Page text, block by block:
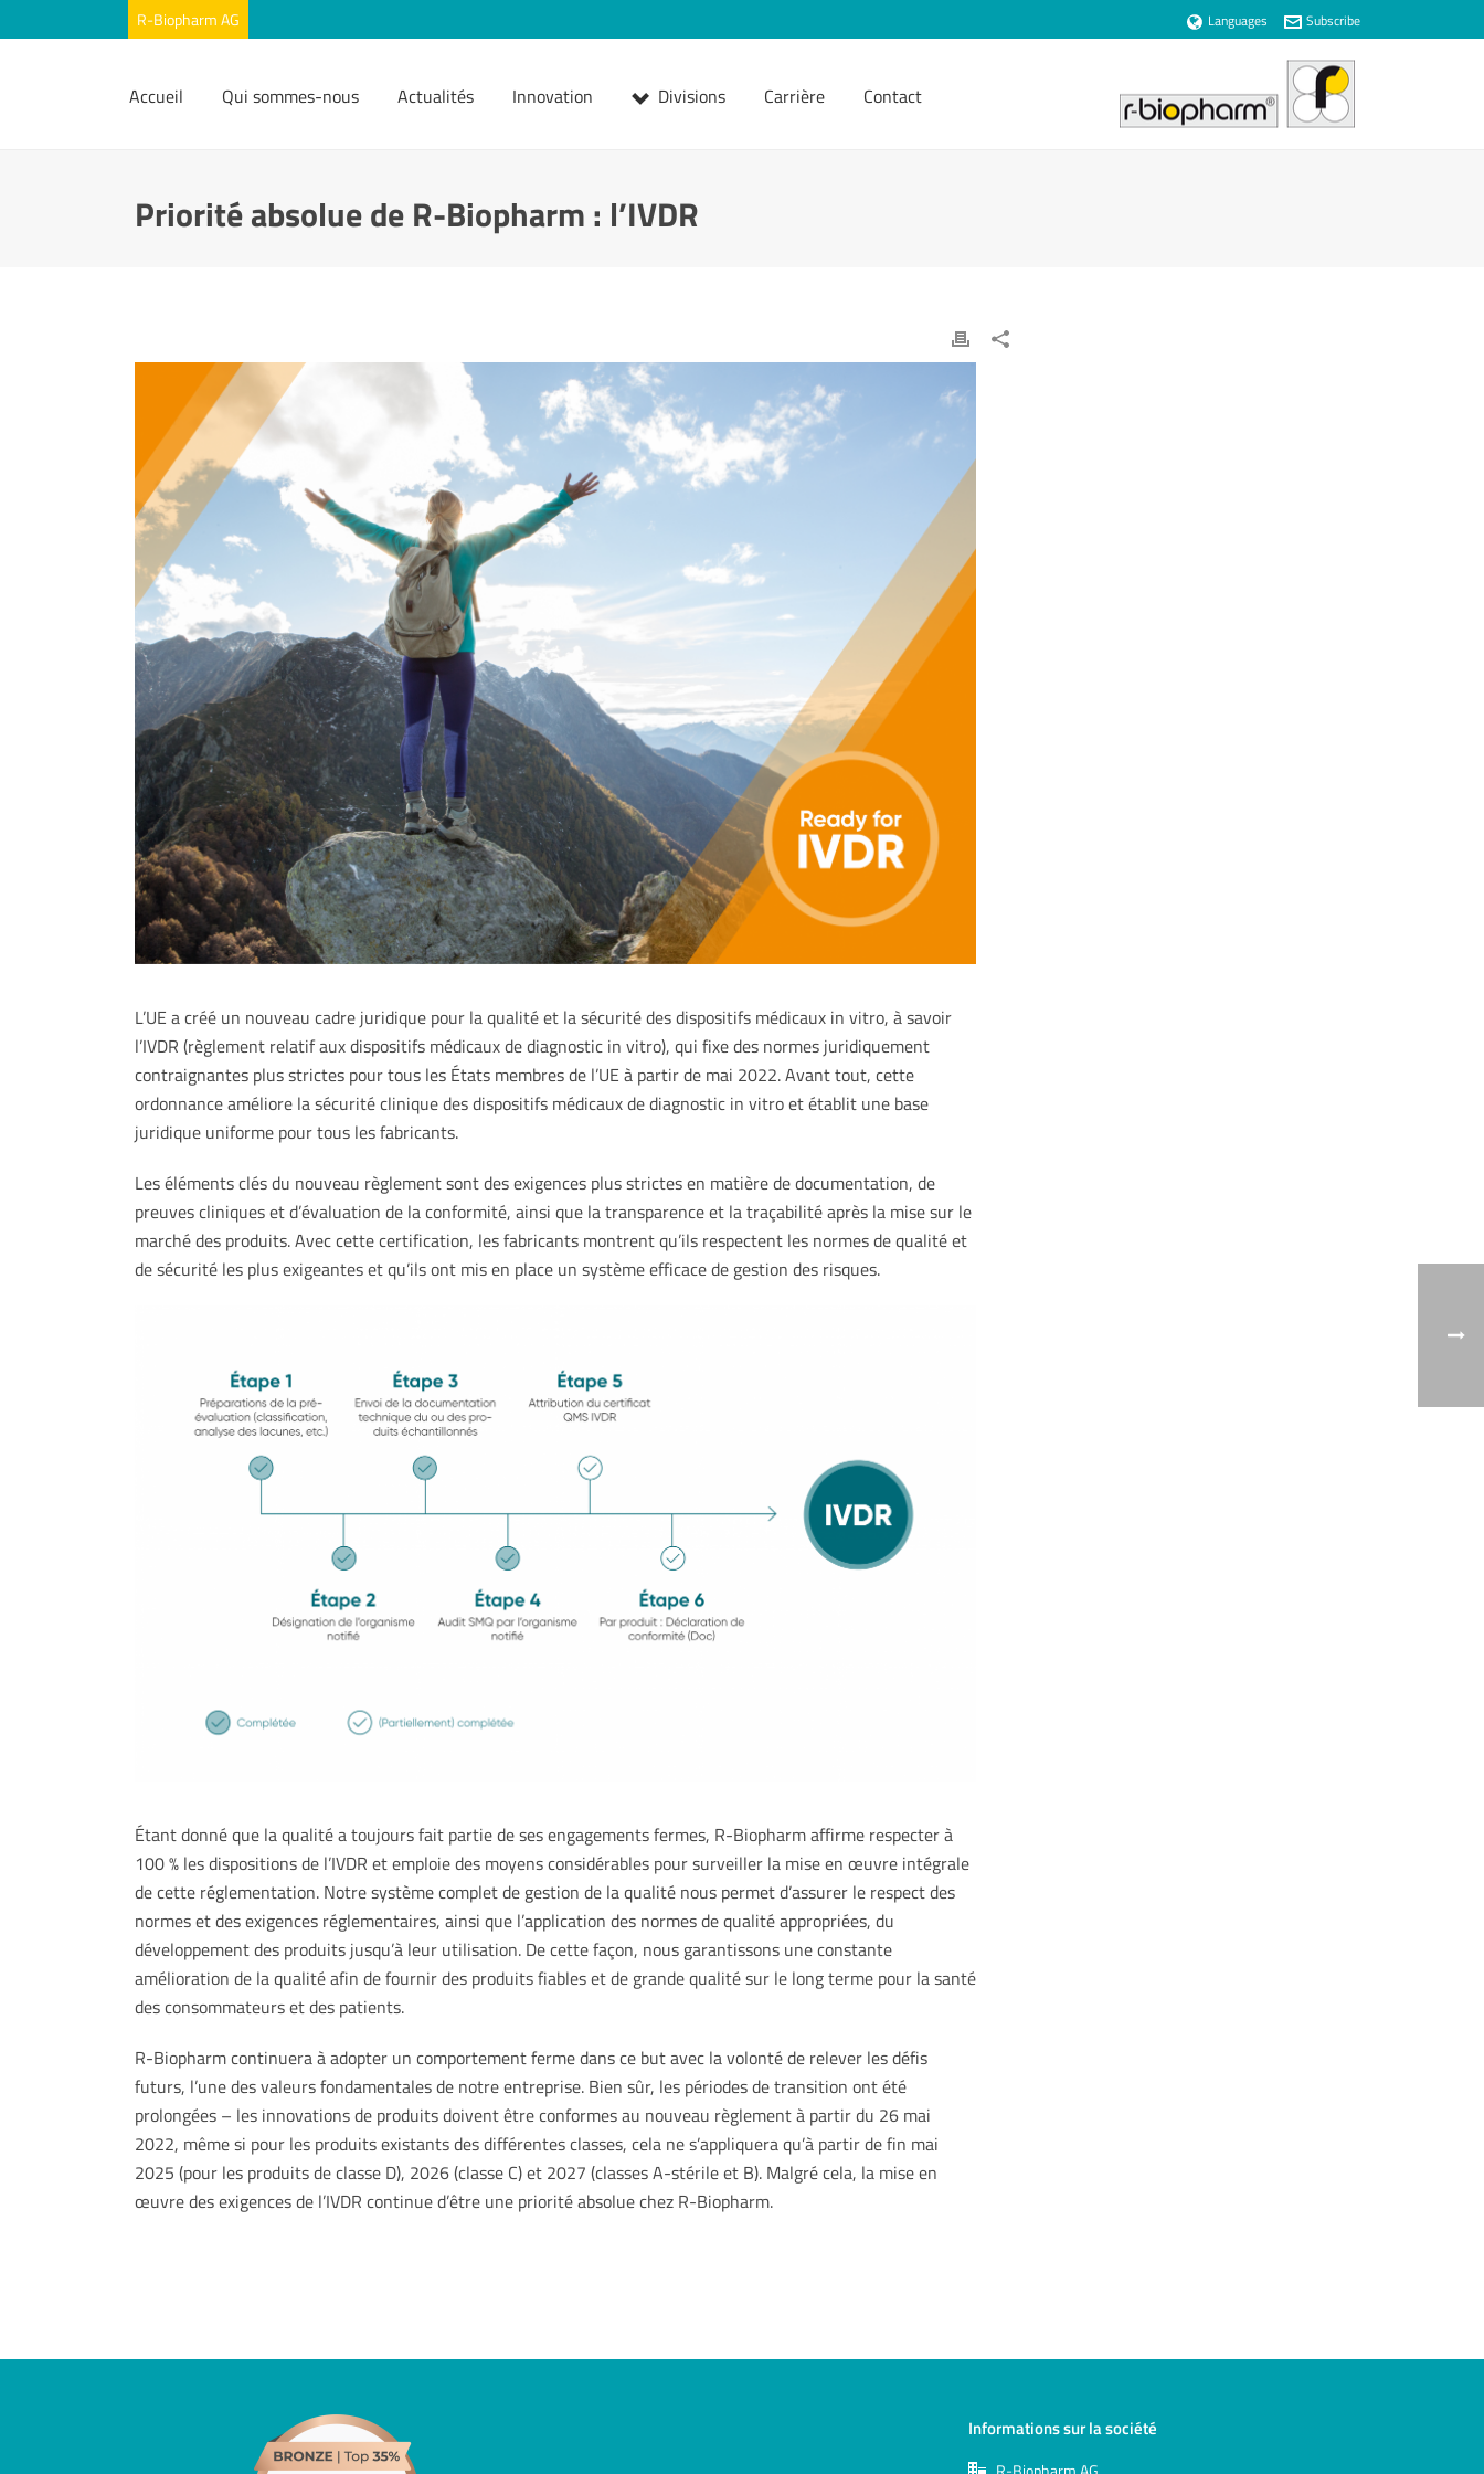
Languages Subscribe
Accueil Qui sommes-nous Actualités Innovation Divisions Carrière Contact
Priorité absolue de R-Biopharm : l’IVDR
L’UE a créé un nouveau cadre juridique pour la qualité et la sécurité des dispositifs médicaux in vitro, à savoir
l’IVDR (règlement relatif aux dispositifs médicaux de diagnostic in vitro), qui fixe des normes juridiquement
contraignantes plus strictes pour tous les États membres de l’UE à partir de mai 2022. Avant tout, cette
ordonnance améliore la sécurité clinique des dispositifs médicaux de diagnostic in vitro et établit une base
juridique uniforme pour tous les fabricants.
Les éléments clés du nouveau règlement sont des exigences plus strictes en matière de documentation, de
preuves cliniques et d’évaluation de la conformité, ainsi que la transparence et la traçabilité après la mise sur le
marché des produits. Avec cette certification, les fabricants montrent qu’ils respectent les normes de qualité et
de sécurité les plus exigeantes et qu’ils ont mis en place un système efficace de gestion des risques.
Étant donné que la qualité a toujours fait partie de ses engagements fermes, R-Biopharm affirme respecter à
100 % les dispositions de l’IVDR et emploie des moyens considérables pour surveiller la mise en œuvre intégrale
de cette réglementation. Notre système complet de gestion de la qualité nous permet d’assurer le respect des
normes et des exigences réglementaires, ainsi que l’application des normes de qualité appropriées, du
développement des produits jusqu’à leur utilisation. De cette façon, nous garantissons une constante
amélioration de la qualité afin de fournir des produits fiables et de grande qualité sur le long terme pour la santé
des consommateurs et des patients.
R-Biopharm continuera à adopter un comportement ferme dans ce but avec la volonté de relever les défis
futurs, l’une des valeurs fondamentales de notre entreprise. Bien sûr, les périodes de transition ont été
prolongées – les innovations de produits doivent être conformes au nouveau règlement à partir du 26 mai
2022, même si pour les produits existants des différentes classes, cela ne s’appliquera qu’à partir de fin mai
2025 (pour les produits de classe D), 2026 (classe C) et 2027 (classes A-stérile et B). Malgré cela, la mise en
œuvre des exigences de l’IVDR continue d’être une priorité absolue chez R-Biopharm.
Informations sur la société